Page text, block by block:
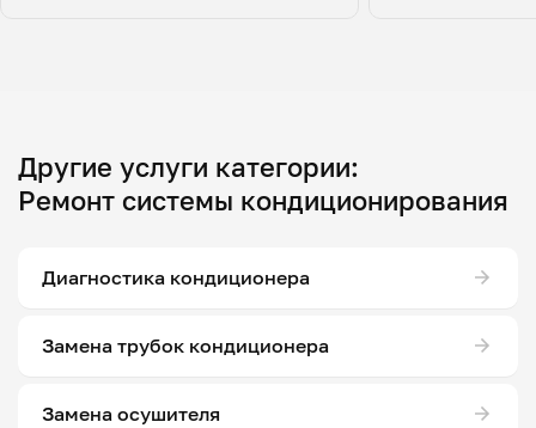
Другие услуги категории:
Ремонт системы кондиционирования
Диагностика кондиционера
Замена трубок кондиционера
Замена осушителя